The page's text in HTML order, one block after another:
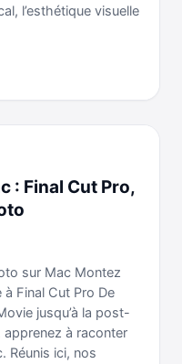
l’esthétique visuelle
: Final Cut Pro,
sur Mac Montez
Final Cut Pro De
jusqu’à la post-
à raconter
Réunis ici, nos